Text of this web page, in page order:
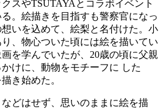
スやTSUTAYAとコラボイベント
。絵描きを目指すも警察官になっ
いを込めて、絵梨と名付けた。小
、物心ついた頃には絵を描いてい
を学んでいたが、20歳の頃に父親
けに、動物をモチーフに した
き始めた。
どはせず、思いのままに絵を描